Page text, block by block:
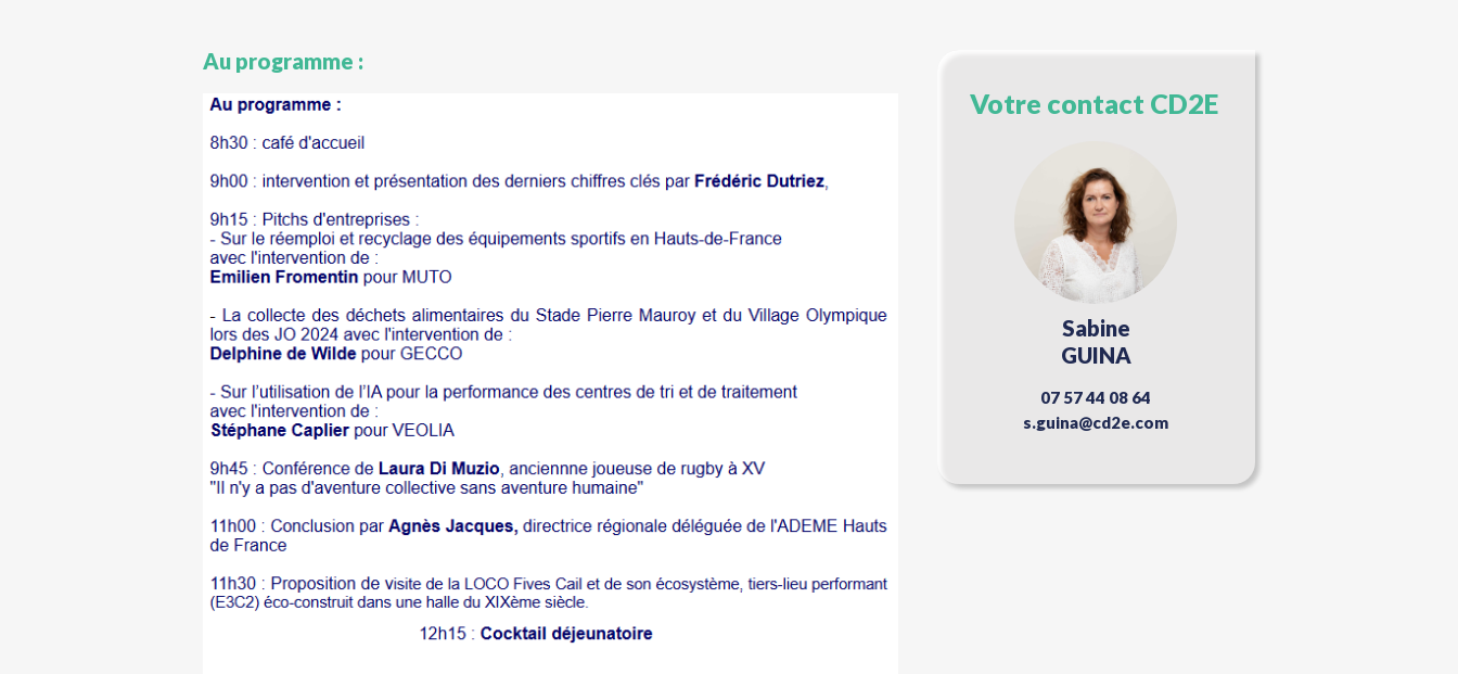
Au programme :
Votre contact CD2E
Sabine
GUINA
07 57 44 08 64
s.guina@cd2e.com